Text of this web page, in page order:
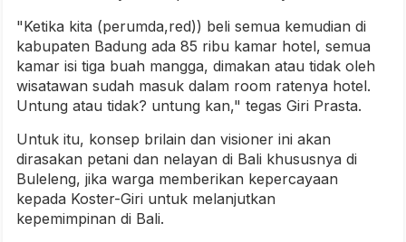
"Ketika kita (perumda,red)) beli semua kemudian di
kabupaten Badung ada 85 ribu kamar hotel, semua
kamar isi tiga buah mangga, dimakan atau tidak oleh
wisatawan sudah masuk dalam room ratenya hotel.
Untung atau tidak? untung kan," tegas Giri Prasta.
Untuk itu, konsep brilain dan visioner ini akan
dirasakan petani dan nelayan di Bali khususnya di
Buleleng, jika warga memberikan kepercayaan
kepada Koster-Giri untuk melanjutkan
kepemimpinan di Bali.